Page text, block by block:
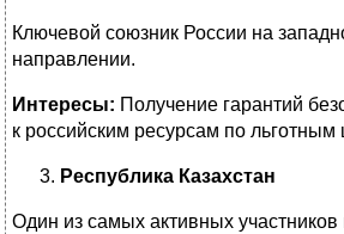
Ключевой союзник России на
направлении.
Интересы: Получение гарантий
к российским ресурсам по льготным
Республика Казахстан
Один из самых активных участников